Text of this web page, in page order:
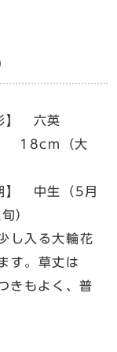
六英
18cm（大
中生（5月
）
入る大輪花
す。草丈は
きもよく、普